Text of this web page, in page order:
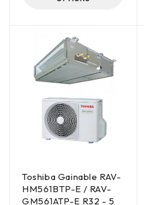
Toshiba Gainable RAV-
HM561BTP-E / RAV-
GM561ATP-E R32 - 5